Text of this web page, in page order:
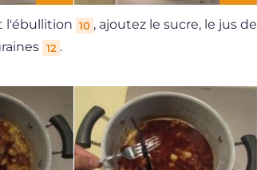
l'ébullition 10 , ajoutez le sucre, le jus de
12 .